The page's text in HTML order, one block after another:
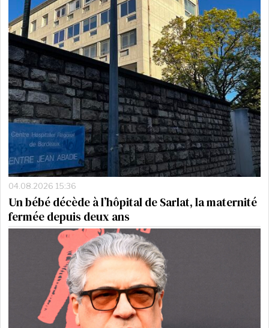
04.08.2026 15:36
Un bébé décède à l’hôpital de Sarlat, la maternité
fermée depuis deux ans